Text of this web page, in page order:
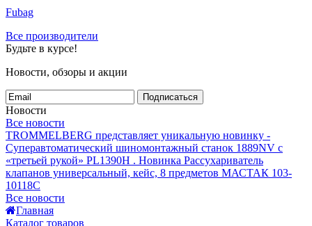
Fubag
Все производители
Будьте в курсе!
Новости, обзоры и акции
Подписаться
Новости
Все новости
TROMMELBERG представляет уникальную новинку -
Суперавтоматический шиномонтажный станок 1889NV с
«третьей рукой» PL1390H . Новинка Рассухариватель
клапанов универсальный, кейс, 8 предметов МАСТАК 103-
10118C
Все новости
Главная
Каталог товаров